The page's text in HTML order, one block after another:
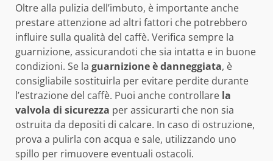
Oltre alla pulizia dell’imbuto, è importante anche
prestare attenzione ad altri fattori che potrebbero
influire sulla qualità del caffè. Verifica sempre la
guarnizione, assicurandoti che sia intatta e in buone
condizioni. Se la guarnizione è danneggiata, è
consigliabile sostituirla per evitare perdite durante
l’estrazione del caffè. Puoi anche controllare la
valvola di sicurezza per assicurarti che non sia
ostruita da depositi di calcare. In caso di ostruzione,
prova a pulirla con acqua e sale, utilizzando uno
spillo per rimuovere eventuali ostacoli.